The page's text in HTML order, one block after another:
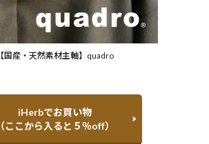
【国産・天然素材主軸】quadro
iHerbでお買い物
（ここから入ると５％off）